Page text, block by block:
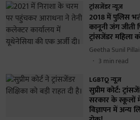
ट्रांसजेंडर न्यूज़
2018 में पुलिस
कानूनी जंग जीती
ट्रांसजेंडर महिला
Geetha Sunil Pillai
3 min read
LGBTQ न्यूज़
सुप्रीम कोर्ट:
सरकार के
विज्ञापन में अन्य